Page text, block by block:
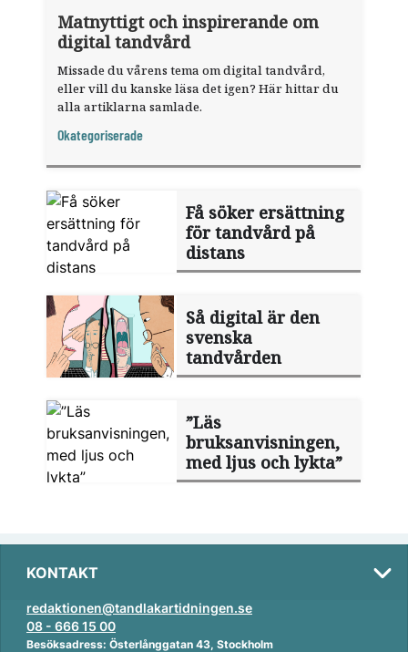
Matnyttigt och inspirerande om
digital tandvård
Missade du vårens tema om digital tandvård,
eller vill du kanske läsa det igen? Här hittar du
alla artiklarna samlade.
Okategoriserade
Få söker ersättning
för tandvård på
distans
Så digital är den
svenska
tandvården
”Läs
bruksanvisningen,
med ljus och lykta”
KONTAKT
redaktionen@tandlakartidningen.se
08 - 666 15 00
Besöksadress: Österlånggatan 43, Stockholm